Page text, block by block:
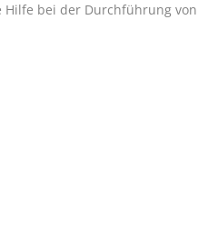
Hilfe bei der Durchführung